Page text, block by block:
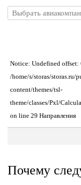
Notice: Undefined offset:
/home/s/storas/storas.ru/
content/themes/tsl-
theme/classes/Pxl/
on line 29 Направления
Почему